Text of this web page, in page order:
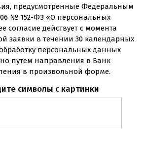
предусмотренные Федеральным
№ 152-ФЗ «О персональных
согласие действует с момента
заявки в течении 30 календарных
персональных данных
путем направления в Банк
в произвольной форме.
символы с картинки